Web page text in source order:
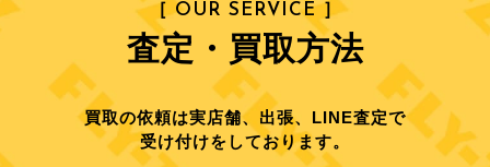
［ OUR SERVICE ］
査定・買取方法
買取の依頼は実店舗、出張、LINE査定で
受け付けをしております。